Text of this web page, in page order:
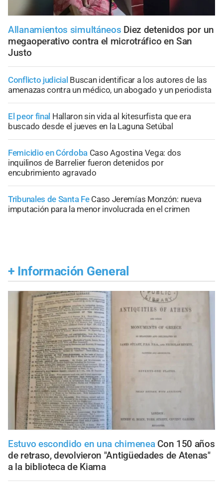
Allanamientos simultáneos Diez detenidos por un
megaoperativo contra el microtráfico en San
Justo
Conflicto judicial Buscan identificar a los autores de las
amenazas contra un médico, un abogado y un periodista
El peor final Hallaron sin vida al kitesurfista que era
buscado desde el jueves en la Laguna Setúbal
Femicidio en Córdoba Caso Agostina Vega: dos
inquilinos de Barrelier fueron detenidos por
encubrimiento agravado
Tribunales de Santa Fe Caso Jeremías Monzón: nueva
imputación para la menor involucrada en el crimen
+ Información General
Estuvo escondido en una chimenea Con 150 años
de retraso, devolvieron "Antigüedades de Atenas"
a la biblioteca de Kiama